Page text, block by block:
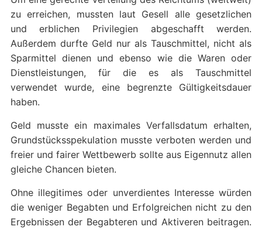
zu erreichen, mussten laut Gesell alle gesetzlichen
und erblichen Privilegien abgeschafft werden.
Außerdem durfte Geld nur als Tauschmittel, nicht als
Sparmittel dienen und ebenso wie die Waren oder
Dienstleistungen, für die es als Tauschmittel
verwendet wurde, eine begrenzte Gültigkeitsdauer
haben.
Geld musste ein maximales Verfallsdatum erhalten,
Grundstücksspekulation musste verboten werden und
freier und fairer Wettbewerb sollte aus Eigennutz allen
gleiche Chancen bieten.
Ohne illegitimes oder unverdientes Interesse würden
die weniger Begabten und Erfolgreichen nicht zu den
Ergebnissen der Begabteren und Aktiveren beitragen.